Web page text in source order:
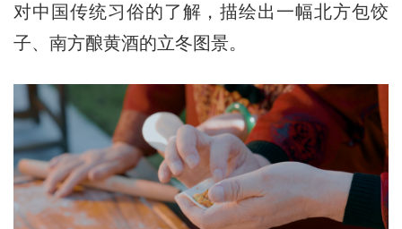
对中国传统习俗的了解，描绘出一幅北方包饺
子、南方酿黄酒的立冬图景。